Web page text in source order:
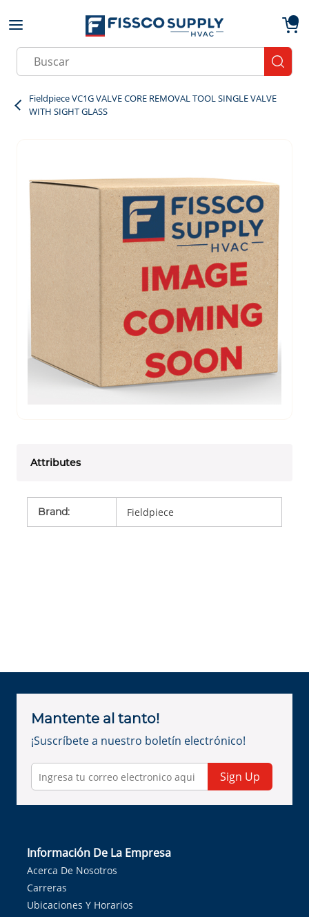
Skip to main content
Site Search
Fieldpiece VC1G VALVE CORE REMOVAL TOOL SINGLE VALVE
WITH SIGHT GLASS
Attributes
Brand: Fieldpiece
Mantente al tanto!
¡Suscríbete a nuestro boletín electrónico!
Sign Up
Información De La Empresa
Acerca De Nosotros
Carreras
Ubicaciones Y Horarios